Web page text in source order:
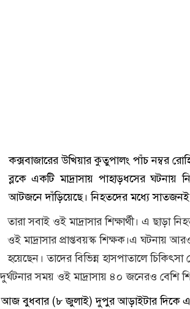
কক্সবাজারের উখিয়ার কুতুপালং পাঁচ নম্বর
ব্লকে একটি মাদ্রাসায় পাহাড়ধসের ঘটনায়
আটজনে দাঁড়িয়েছে। নিহতদের মধ্যে
তারা সবাই ওই মাদ্রাসার শিক্ষার্থী। এ
ওই মাদ্রাসার প্রাপ্তবয়স্ক শিক্ষক।এ ঘটনায়
হয়েছেন। তাদের বিভিন্ন হাসপাতালে চিকিৎসা
দুর্ঘটনার সময় ওই মাদ্রাসায় ৪০ জনেরও বেশি
আজ বুধবার (৮ জুলাই) দুপুর আড়াইটার দিকে এ